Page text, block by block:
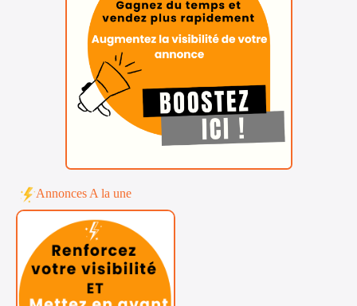
Annonces A la une